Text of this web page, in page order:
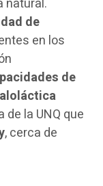
natural.
de
en los
de
de la UNQ que
, cerca de